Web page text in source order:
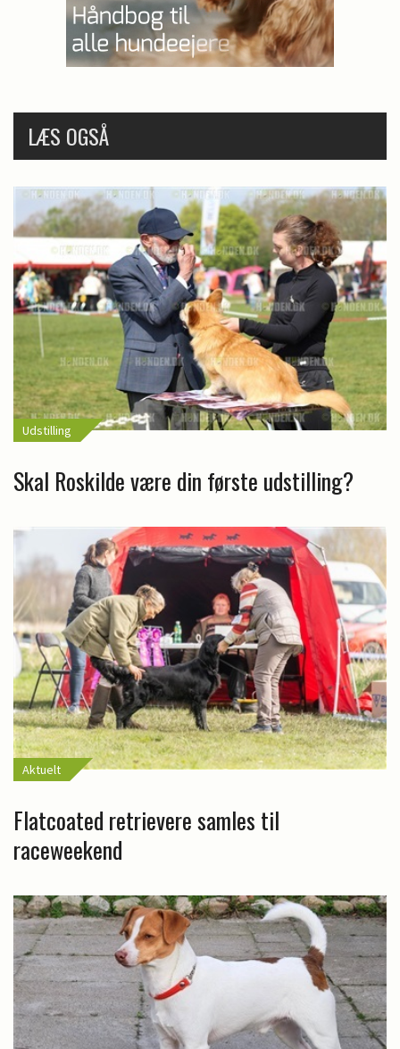
LÆS OGSÅ
Udstilling
Skal Roskilde være din første udstilling?
Aktuelt
Flatcoated retrievere samles til
raceweekend